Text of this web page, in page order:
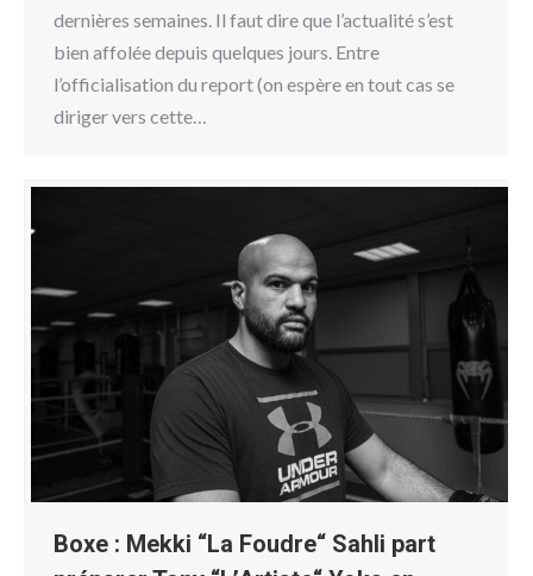
dernières semaines. Il faut dire que l’actualité s’est
bien affolée depuis quelques jours. Entre
l’officialisation du report (on espère en tout cas se
diriger vers cette…
Boxe : Mekki “La Foudre“ Sahli part